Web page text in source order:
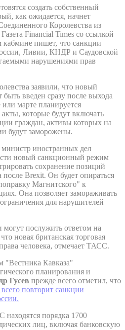
создать собственный
как ожидается, начнет
Королевства из
Financial Times со ссылкой
кабмине пишет, что санкции
Ливии, КНДР и Саудовской
нарушениями прав
заявили, что новый
введен сразу после выхода
марте планируется
которые будут включать
граждан, активы которых на
будут заморожены.
иностранных дел
новый санкционный режим
сохранение позиций
Brexit. Он будет опираться
Магнитского" к
Она позволяет замораживать
для нарушителей
послужить ответом на
новая британская торговая
человека, отмечает ТАСС.
"Вестника Кавказа"
планирования и
Гусев прежде всего отметил, что
всего повторит санкции
порядка 1700
лиц, включая банковскую